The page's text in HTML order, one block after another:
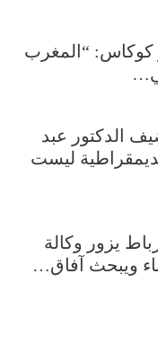
كوكاس: “المغرب
الدكتور عبد
ليست
يزور وكالة
ويبحث آفاق…